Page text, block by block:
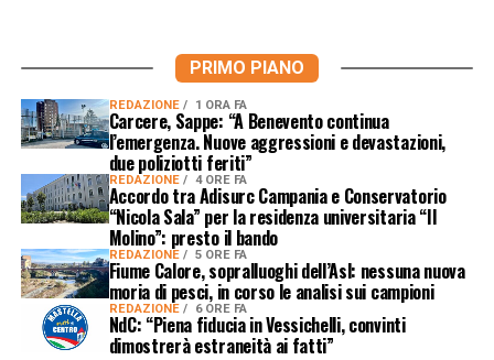
PRIMO PIANO
REDAZIONE 1 ORA FA
Carcere, Sappe: “A Benevento continua
l’emergenza. Nuove aggressioni e devastazioni,
due poliziotti feriti”
REDAZIONE 4 ORE FA
Accordo tra Adisurc Campania e Conservatorio
“Nicola Sala” per la residenza universitaria “Il
Molino”: presto il bando
REDAZIONE 5 ORE FA
Fiume Calore, sopralluoghi dell’Asl: nessuna nuova
moria di pesci, in corso le analisi sui campioni
REDAZIONE 6 ORE FA
NdC: “Piena fiducia in Vessichelli, convinti
dimostrerà estraneità ai fatti”